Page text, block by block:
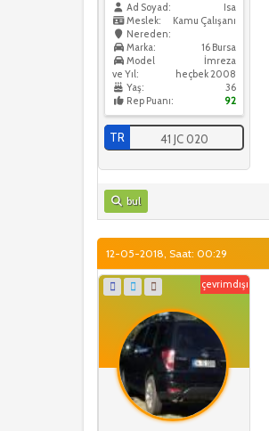
Ad Soyad:
Isa
Meslek:
Kamu Çalışanı
Nereden:
16 Bursa
Marka:
İmreza
Model
ve Yıl:
heçbek 2008
Yaş:
36
Rep Puanı:
92
TR 41 JC 020
bul
12-05-2018, Saat: 00:29
çevrimdışı